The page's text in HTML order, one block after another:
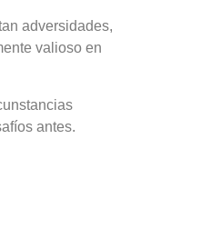
adversidades,
valioso en
antes.